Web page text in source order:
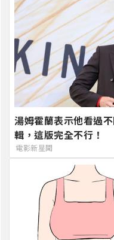
湯姆霍蘭表示他看過
輯，這版完全不行！
電影新星聞